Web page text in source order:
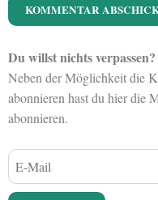
Du willst nichts verpassen?
Neben der Möglichkeit die
abonnieren hast du hier die
abonnieren.